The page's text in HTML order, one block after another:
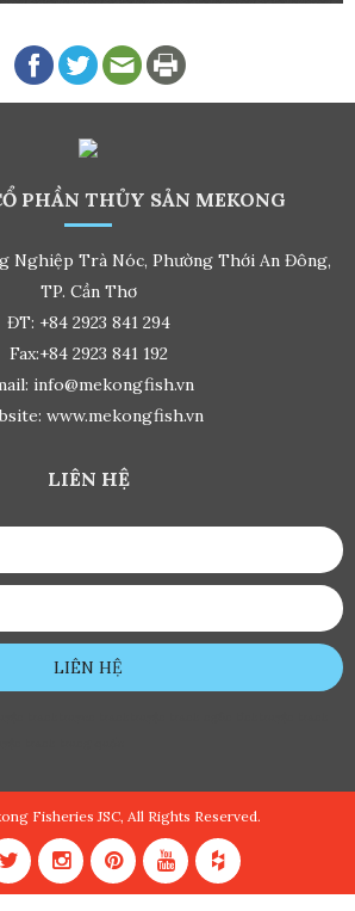
PHẦN THỦY SẢN MEKONG
Nghiệp Trà Nóc, Phường Thới An Đông,
TP. Cần Thơ
ĐT: +84 2923 841 294
Fax:+84 2923 841 192
info@mekongfish.vn
www.mekongfish.vn
LIÊN HỆ
LIÊN HỆ
Fisheries JSC, All Rights Reserved.